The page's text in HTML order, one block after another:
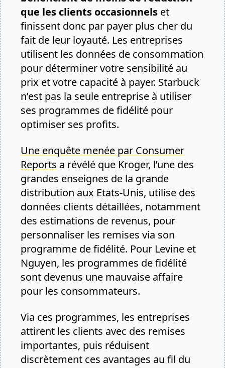
que les clients occasionnels et
finissent donc par payer plus cher du
fait de leur loyauté. Les entreprises
utilisent les données de consommation
pour déterminer votre sensibilité au
prix et votre capacité à payer. Starbuck
n’est pas la seule entreprise à utiliser
ses programmes de fidélité pour
optimiser ses profits.
Une enquête menée par Consumer
Reports a révélé que Kroger, l’une des
grandes enseignes de la grande
distribution aux Etats-Unis, utilise des
données clients détaillées, notamment
des estimations de revenus, pour
personnaliser les remises via son
programme de fidélité. Pour Levine et
Nguyen, les programmes de fidélité
sont devenus une mauvaise affaire
pour les consommateurs.
Via ces programmes, les entreprises
attirent les clients avec des remises
importantes, puis réduisent
discrètement ces avantages au fil du